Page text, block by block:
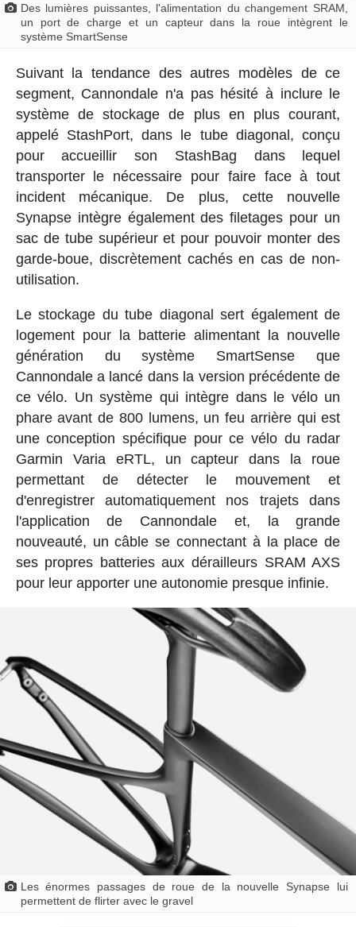
Des lumières puissantes, l'alimentation du changement SRAM,
un port de charge et un capteur dans la roue intègrent le
système SmartSense
Suivant la tendance des autres modèles de ce
segment, Cannondale n'a pas hésité à inclure le
système de stockage de plus en plus courant,
appelé StashPort, dans le tube diagonal, conçu
pour accueillir son StashBag dans lequel
transporter le nécessaire pour faire face à tout
incident mécanique. De plus, cette nouvelle
Synapse intègre également des filetages pour un
sac de tube supérieur et pour pouvoir monter des
garde-boue, discrètement cachés en cas de non-
utilisation.
Le stockage du tube diagonal sert également de
logement pour la batterie alimentant la nouvelle
génération du système SmartSense que
Cannondale a lancé dans la version précédente de
ce vélo. Un système qui intègre dans le vélo un
phare avant de 800 lumens, un feu arrière qui est
une conception spécifique pour ce vélo du radar
Garmin Varia eRTL, un capteur dans la roue
permettant de détecter le mouvement et
d'enregistrer automatiquement nos trajets dans
l'application de Cannondale et, la grande
nouveauté, un câble se connectant à la place de
ses propres batteries aux dérailleurs SRAM AXS
pour leur apporter une autonomie presque infinie.
Les énormes passages de roue de la nouvelle Synapse lui
permettent de flirter avec le gravel